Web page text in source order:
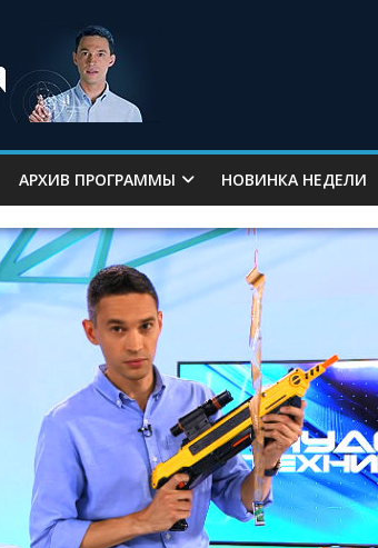
АРХИВ ПРОГРАММЫ НОВИНКА НЕДЕЛИ